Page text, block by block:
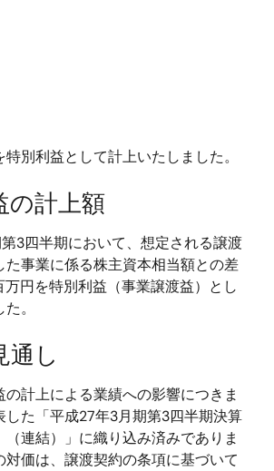
上の理由
にて公表しました旧ルネサスエス
別利益として計上いたしました。
の計上額
3四半期において、想定される譲渡
た事業に係る株主資本相当額との差
万円を特別利益（事業譲渡益）とし
。
通し
計上による業績への影響につきま
した「平成27年3月期第3四半期決算
連結）」に織り込み済みでありま
価は、譲渡契約の条項に基づいて